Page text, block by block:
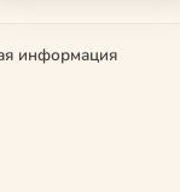
информация